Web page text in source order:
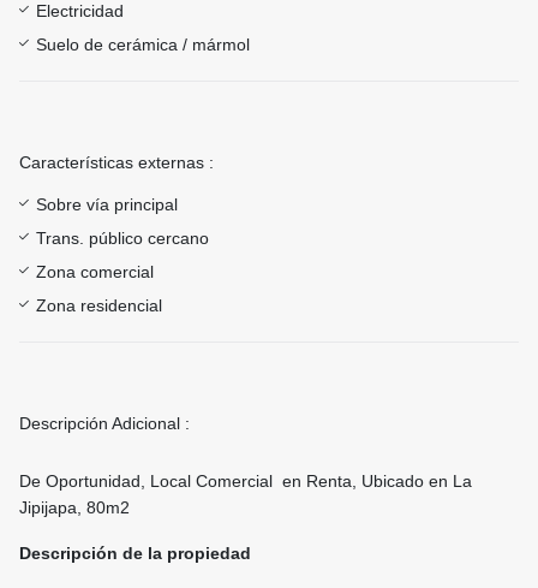
Electricidad
Suelo de cerámica / mármol
Características externas :
Sobre vía principal
Trans. público cercano
Zona comercial
Zona residencial
Descripción Adicional :
De Oportunidad, Local Comercial en Renta, Ubicado en La
Jipijapa, 80m2
Descripción de la propiedad